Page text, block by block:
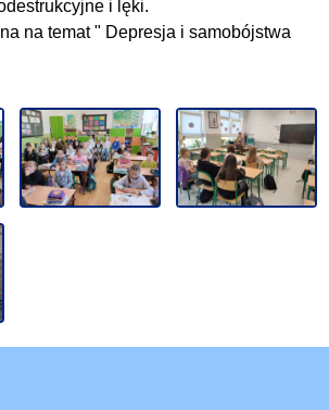
i lęki.
na temat " Depresja i samobójstwa